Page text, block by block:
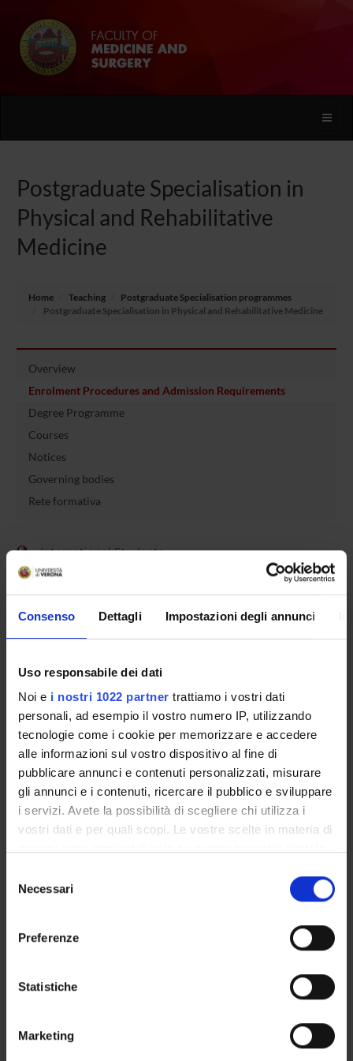
Consenso Dettagli Impostazioni degli annunci
Uso responsabile dei dati
Noi e i nostri 1022 partner trattiamo i vostri dati
personali, ad esempio il vostro numero IP, utilizzando
tecnologie come i cookie per memorizzare e accedere
alle informazioni sul vostro dispositivo al fine di
pubblicare annunci e contenuti personalizzati, misurare
gli annunci e i contenuti, ricercare il pubblico e sviluppare
i servizi. Avete la possibilità di scegliere chi utilizza i
vostri dati e per quali scopi. Le vostre scelte in materia di
modificare o revocare il proprio consenso in qualsiasi
momento dalla Dichiarazione sui cookie o facendo clic
raccogliere informazioni sulla tua posizione
geografica, con un'approssimazione di qualche
Identificare il tuo dispositivo, scansionandolo
delNecessari
Preferenze
Statistiche
Marketing
Toggle
Postgraduate Specialisation in
Physical and Rehabilitative
Medicine
Home Teaching
Postgraduate Specialisation programmes
Postgraduate Specialisation in Physical and Rehabilitative Medicine
Overview
Enrolment Procedures and Admission Requirements
Degree Programme
Courses
Notices
Governing bodies
Rete formativa
International Students
CORSI DI LAUREA MAGISTRALE
POST LAUREA
Access type